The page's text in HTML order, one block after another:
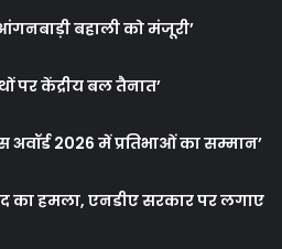
बहाली को मंजूरी’
पर केंद्रीय बल तैनात’
2026 में प्रतिभाओं का सम्मान’
का हमला, एनडीए सरकार पर लगाए